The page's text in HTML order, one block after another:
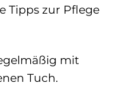
Tipps zur Pflege
mit
Tuch.